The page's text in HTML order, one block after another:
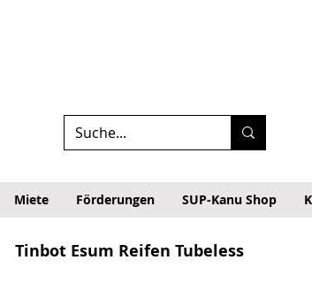
Miete Förderungen SUP-Kanu Shop
Tinbot Esum Reifen Tubeless